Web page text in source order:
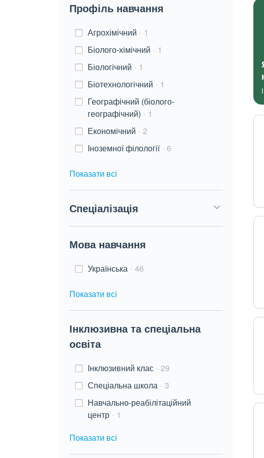
Профіль навчання
Агрохімічний
1
Біолого-хімічний
1
Біологічний
1
Біотехнологічний
1
Географічний (біолого-
географічний)
1
Економічний
2
Іноземної філології
6
Показати всі
Спеціалізація
Мова навчання
Українська 46
Показати всі
Інклюзивна та спеціальна
освіта
Інклюзивний клас
29
Спеціальна школа
3
Навчально-реабілітаційний
центр
1
Показати всі